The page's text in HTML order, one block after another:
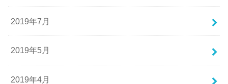
2019年7月
2019年5月
2019年4月